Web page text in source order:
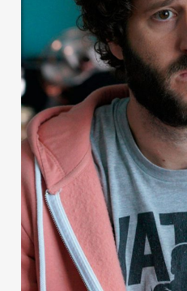
Aviso
© 2015-2022 UMOMAG.
DERECHOS